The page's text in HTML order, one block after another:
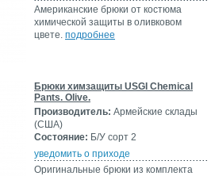
Американские брюки от костюма
химической защиты в оливковом
цвете. подробнее
Брюки химзащиты USGI Chemical
Pants. Olive.
Производитель: Армейские склады
(США)
Состояние: Б/У сорт 2
уведомить о приходе
Оригинальные брюки из комплекта